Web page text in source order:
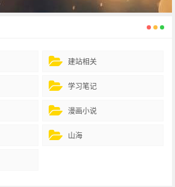
建站相关
学习笔记
漫画小说
山海